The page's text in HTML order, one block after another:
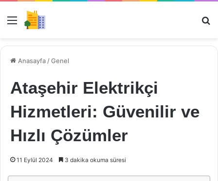
Menü
Anasayfa /Genel
Ataşehir Elektrikçi
Hizmetleri: Güvenilir ve
Hızlı Çözümler
11 Eylül 2024 3 dakika okuma süresi